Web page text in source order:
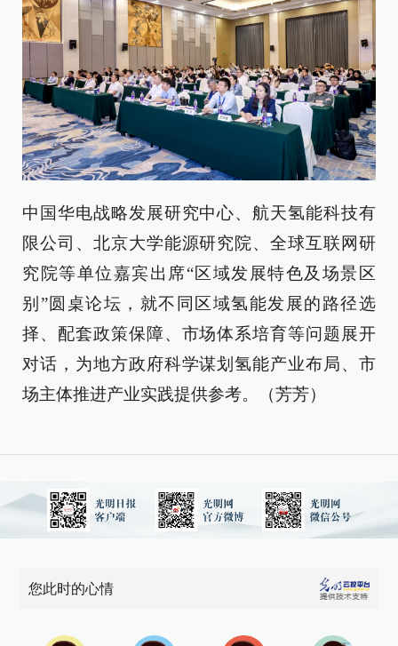
中国华电战略发展研究中心、航天氢能科技有
限公司、北京大学能源研究院、全球互联网研
究院等单位嘉宾出席“区域发展特色及场景区
别”圆桌论坛，就不同区域氢能发展的路径选
择、配套政策保障、市场体系培育等问题展开
对话，为地方政府科学谋划氢能产业布局、市
场主体推进产业实践提供参考。（芳芳）
您此时的心情